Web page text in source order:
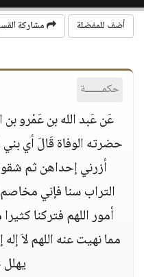
أضف للمفضلة مشاركة
حكمــــــة
عَن عَبد الله بن عَمْرو
حضرته الوفاة قَالَ أي
أزرني إحداهن ثم
التراب سنا فإني
أمور اللهم فتركنا
مما نهيت عنه اللهم لاَ